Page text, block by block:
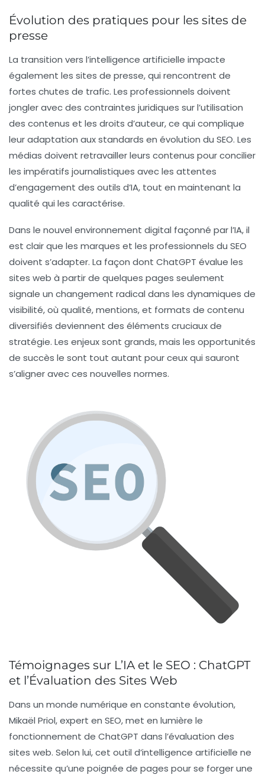
Évolution des pratiques pour les sites de
presse
La transition vers l’intelligence artificielle impacte
également les sites de presse, qui rencontrent de
fortes chutes de trafic. Les professionnels doivent
jongler avec des contraintes juridiques sur l’utilisation
des contenus et les droits d’auteur, ce qui complique
leur adaptation aux standards en évolution du SEO. Les
médias doivent retravailler leurs contenus pour concilier
les impératifs journalistiques avec les attentes
d’engagement des outils d’IA, tout en maintenant la
qualité qui les caractérise.
Dans le nouvel environnement digital façonné par l’IA, il
est clair que les marques et les professionnels du SEO
doivent s’adapter. La façon dont ChatGPT évalue les
sites web à partir de quelques pages seulement
signale un changement radical dans les dynamiques de
visibilité, où qualité, mentions, et formats de contenu
diversifiés deviennent des éléments cruciaux de
stratégie. Les enjeux sont grands, mais les opportunités
de succès le sont tout autant pour ceux qui sauront
s’aligner avec ces nouvelles normes.
Témoignages sur L’IA et le SEO : ChatGPT
et l’Évaluation des Sites Web
Dans un monde numérique en constante évolution,
Mikaël Priol, expert en SEO, met en lumière le
fonctionnement de ChatGPT dans l’évaluation des
sites web. Selon lui, cet outil d’intelligence artificielle ne
nécessite qu’une poignée de pages pour se forger une